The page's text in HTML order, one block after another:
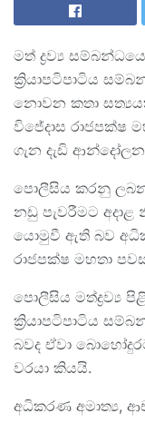
මත් ද්‍රව්‍ය
ක්‍රියාපටිපාටිය
නොවන කතා
විජේදාස රාජපක්ෂ
ගැන දැඩි
පොලීසිය කරනු ලබන
නඩු පැවරීමට
යොමුවී ඇති බව
රාජපක්ෂ මහතා
පොලීසිය මත්ද්‍රව්‍ය
ක්‍රියාපටිපාටිය
බවද ඒවා
වරයා කියයි.
අධිකරණ අමාත්‍ය,